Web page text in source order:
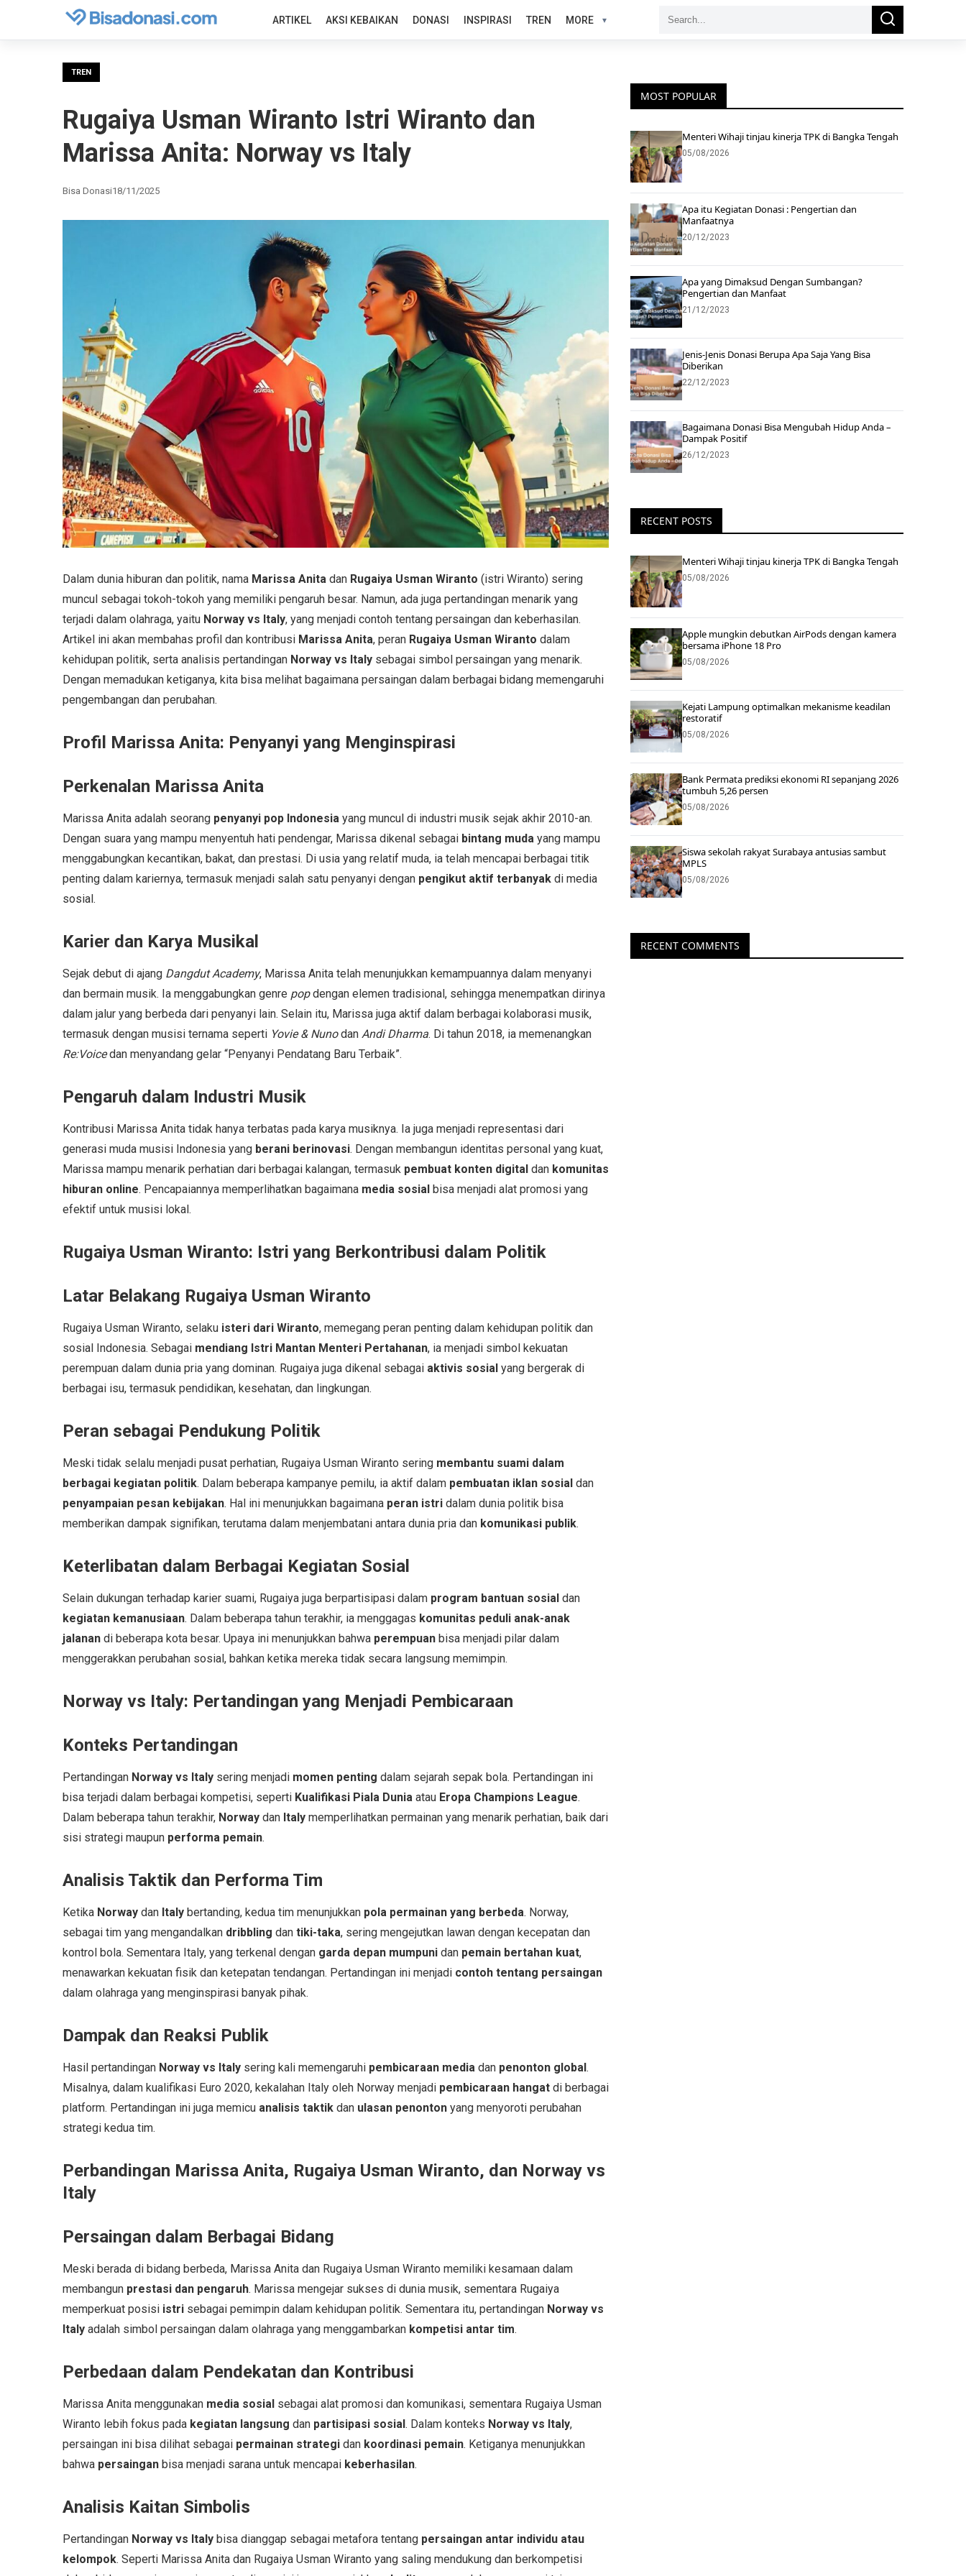
ARTIKEL AKSI KEBAIKAN DONASI INSPIRASI TREN MORE
Search
Search
TREN
Rugaiya Usman Wiranto Istri Wiranto dan
Marissa Anita: Norway vs Italy
Bisa Donasi18/11/2025
Dalam dunia hiburan dan politik, nama Marissa Anita dan Rugaiya Usman Wiranto (istri Wiranto) sering
muncul sebagai tokoh-tokoh yang memiliki pengaruh besar. Namun, ada juga pertandingan menarik yang
terjadi dalam olahraga, yaitu Norway vs Italy, yang menjadi contoh tentang persaingan dan keberhasilan.
Artikel ini akan membahas profil dan kontribusi Marissa Anita, peran Rugaiya Usman Wiranto dalam
kehidupan politik, serta analisis pertandingan Norway vs Italy sebagai simbol persaingan yang menarik.
Dengan memadukan ketiganya, kita bisa melihat bagaimana persaingan dalam berbagai bidang memengaruhi
pengembangan dan perubahan.
Profil Marissa Anita: Penyanyi yang Menginspirasi
Perkenalan Marissa Anita
Marissa Anita adalah seorang penyanyi pop Indonesia yang muncul di industri musik sejak akhir 2010-an.
Dengan suara yang mampu menyentuh hati pendengar, Marissa dikenal sebagai bintang muda yang mampu
menggabungkan kecantikan, bakat, dan prestasi. Di usia yang relatif muda, ia telah mencapai berbagai titik
penting dalam kariernya, termasuk menjadi salah satu penyanyi dengan pengikut aktif terbanyak di media
sosial.
Karier dan Karya Musikal
Sejak debut di ajang Dangdut Academy, Marissa Anita telah menunjukkan kemampuannya dalam menyanyi
dan bermain musik. Ia menggabungkan genre popdengan elemen tradisional, sehingga menempatkan dirinya
dalam jalur yang berbeda dari penyanyi lain. Selain itu, Marissa juga aktif dalam berbagai kolaborasi musik,
termasuk dengan musisi ternama seperti Yovie & Nunodan Andi Dharma. Di tahun 2018, ia memenangkan
Re:Voicedan menyandang gelar “Penyanyi Pendatang Baru Terbaik”.
Pengaruh dalam Industri Musik
Kontribusi Marissa Anita tidak hanya terbatas pada karya musiknya. Ia juga menjadi representasi dari
generasi muda musisi Indonesia yang berani berinovasi. Dengan membangun identitas personal yang kuat,
Marissa mampu menarik perhatian dari berbagai kalangan, termasuk pembuat konten digital dan komunitas
hiburan online. Pencapaiannya memperlihatkan bagaimana media sosial bisa menjadi alat promosi yang
efektif untuk musisi lokal.
Rugaiya Usman Wiranto: Istri yang Berkontribusi dalam Politik
Latar Belakang Rugaiya Usman Wiranto
Rugaiya Usman Wiranto, selaku isteri dari Wiranto, memegang peran penting dalam kehidupan politik dan
sosial Indonesia. Sebagai mendiang Istri Mantan Menteri Pertahanan, ia menjadi simbol kekuatan
perempuan dalam dunia pria yang dominan. Rugaiya juga dikenal sebagai aktivis sosial yang bergerak di
berbagai isu, termasuk pendidikan, kesehatan, dan lingkungan.
Peran sebagai Pendukung Politik
Meski tidak selalu menjadi pusat perhatian, Rugaiya Usman Wiranto sering membantu suami dalam
berbagai kegiatan politik. Dalam beberapa kampanye pemilu, ia aktif dalam pembuatan iklan sosial dan
penyampaian pesan kebijakan. Hal ini menunjukkan bagaimana peran istri dalam dunia politik bisa
memberikan dampak signifikan, terutama dalam menjembatani antara dunia pria dan komunikasi publik.
Keterlibatan dalam Berbagai Kegiatan Sosial
Selain dukungan terhadap karier suami, Rugaiya juga berpartisipasi dalam program bantuan sosial dan
kegiatan kemanusiaan. Dalam beberapa tahun terakhir, ia menggagas komunitas peduli anak-anak
jalanan di beberapa kota besar. Upaya ini menunjukkan bahwa perempuan bisa menjadi pilar dalam
menggerakkan perubahan sosial, bahkan ketika mereka tidak secara langsung memimpin.
Norway vs Italy: Pertandingan yang Menjadi Pembicaraan
Konteks Pertandingan
Pertandingan Norway vs Italy sering menjadi momen penting dalam sejarah sepak bola. Pertandingan ini
bisa terjadi dalam berbagai kompetisi, seperti Kualifikasi Piala Dunia atau Eropa Champions League.
Dalam beberapa tahun terakhir, Norway dan Italy memperlihatkan permainan yang menarik perhatian, baik dari
sisi strategi maupun performa pemain.
Analisis Taktik dan Performa Tim
Ketika Norway dan Italy bertanding, kedua tim menunjukkan pola permainan yang berbeda. Norway,
sebagai tim yang mengandalkan dribbling dan tiki-taka, sering mengejutkan lawan dengan kecepatan dan
kontrol bola. Sementara Italy, yang terkenal dengan garda depan mumpuni dan pemain bertahan kuat,
menawarkan kekuatan fisik dan ketepatan tendangan. Pertandingan ini menjadi contoh tentang persaingan
dalam olahraga yang menginspirasi banyak pihak.
Dampak dan Reaksi Publik
Hasil pertandingan Norway vs Italy sering kali memengaruhi pembicaraan media dan penonton global.
Misalnya, dalam kualifikasi Euro 2020, kekalahan Italy oleh Norway menjadi pembicaraan hangat di berbagai
platform. Pertandingan ini juga memicu analisis taktik dan ulasan penonton yang menyoroti perubahan
strategi kedua tim.
Perbandingan Marissa Anita, Rugaiya Usman Wiranto, dan Norway vs
Italy
Persaingan dalam Berbagai Bidang
Meski berada di bidang berbeda, Marissa Anita dan Rugaiya Usman Wiranto memiliki kesamaan dalam
membangun prestasi dan pengaruh. Marissa mengejar sukses di dunia musik, sementara Rugaiya
memperkuat posisi istri sebagai pemimpin dalam kehidupan politik. Sementara itu, pertandingan Norway vs
Italy adalah simbol persaingan dalam olahraga yang menggambarkan kompetisi antar tim.
Perbedaan dalam Pendekatan dan Kontribusi
Marissa Anita menggunakan media sosial sebagai alat promosi dan komunikasi, sementara Rugaiya Usman
Wiranto lebih fokus pada kegiatan langsung dan partisipasi sosial. Dalam konteks Norway vs Italy,
persaingan ini bisa dilihat sebagai permainan strategi dan koordinasi pemain. Ketiganya menunjukkan
bahwa persaingan bisa menjadi sarana untuk mencapai keberhasilan.
Analisis Kaitan Simbolis
Pertandingan Norway vs Italy bisa dianggap sebagai metafora tentang persaingan antar individu atau
kelompok. Seperti Marissa Anita dan Rugaiya Usman Wiranto yang saling mendukung dan berkompetisi
MOST POPULAR
Menteri Wihaji tinjau kinerja TPK di Bangka Tengah
05/08/2026
Apa itu Kegiatan Donasi : Pengertian dan
Manfaatnya
20/12/2023
Apa yang Dimaksud Dengan Sumbangan?
Pengertian dan Manfaat
21/12/2023
Jenis-Jenis Donasi Berupa Apa Saja Yang Bisa
Diberikan
22/12/2023
Bagaimana Donasi Bisa Mengubah Hidup Anda –
Dampak Positif
26/12/2023
RECENT POSTS
Menteri Wihaji tinjau kinerja TPK di Bangka Tengah
05/08/2026
Apple mungkin debutkan AirPods dengan kamera
bersama iPhone 18 Pro
05/08/2026
Kejati Lampung optimalkan mekanisme keadilan
restoratif
05/08/2026
Bank Permata prediksi ekonomi RI sepanjang 2026
tumbuh 5,26 persen
05/08/2026
Siswa sekolah rakyat Surabaya antusias sambut
MPLS
05/08/2026
RECENT COMMENTS